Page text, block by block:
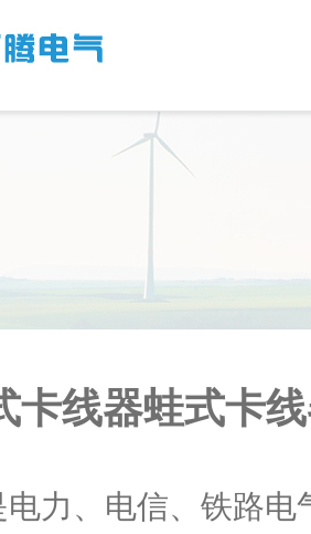
卡线器蛙式卡
力、电信、铁路